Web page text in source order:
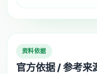
资料依据
官方依据 / 参考来